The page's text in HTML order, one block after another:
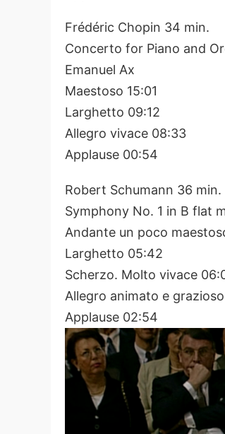
Frédéric Chopin 34 min.
Concerto for Piano and
Emanuel Ax
Maestoso 15:01
Larghetto 09:12
Allegro vivace 08:33
Applause 00:54
Robert Schumann 36 min.
Symphony No. 1 in B flat
Andante un poco
Larghetto 05:42
Scherzo. Molto vivace
Allegro animato e
Applause 02:54